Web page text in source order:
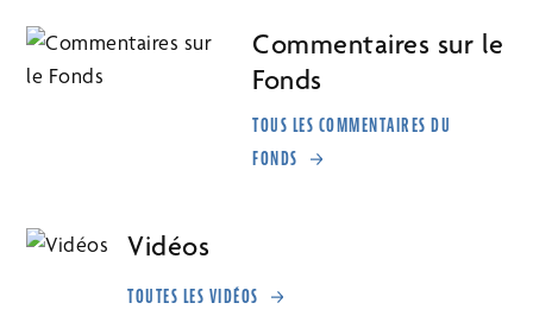
Commentaires sur le
Fonds
TOUS LES COMMENTAIRES DU
FONDS
Vidéos
TOUTES LES VIDÉOS